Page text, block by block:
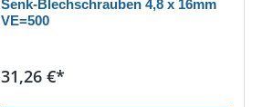
Senk-Blechschrauben 4,8 x 16mm
VE=500
Regulärer Preis:
31,26 €*